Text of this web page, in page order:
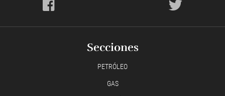
Secciones
PETRÓLEO
GAS